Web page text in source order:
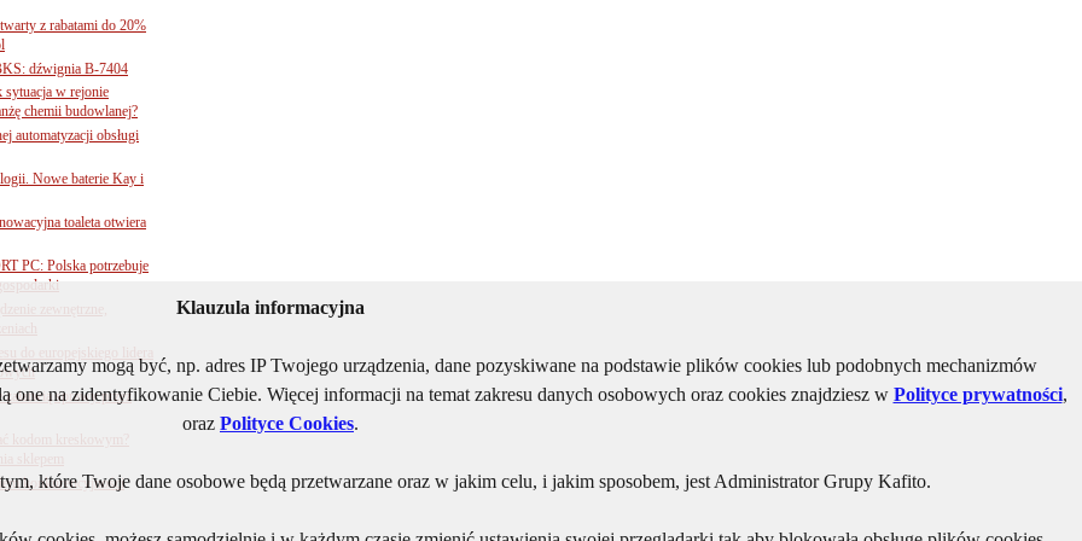
z rabatami do 20%
dźwignia B-7404
sytuacja w rejonie
chemii budowlanej?
automatyzacji obsługi
Nowe baterie Kay i
toaleta otwiera
PC: Polska potrzebuje
zewnętrzne,
do europejskiego lidera
sprawy przez
kodom kreskowym?
sklepem
konkurencyjności
Klauzula informacyjna
mogą być, np. adres IP Twojego urządzenia, dane pozyskiwane na podstawie plików cookies lub podobnych mechanizmów
na zidentyfikowanie Ciebie. Więcej informacji na temat zakresu danych osobowych oraz cookies znajdziesz w Polityce prywatności,
oraz Polityce Cookies.
które Twoje dane osobowe będą przetwarzane oraz w jakim celu, i jakim sposobem, jest Administrator Grupy Kafito.